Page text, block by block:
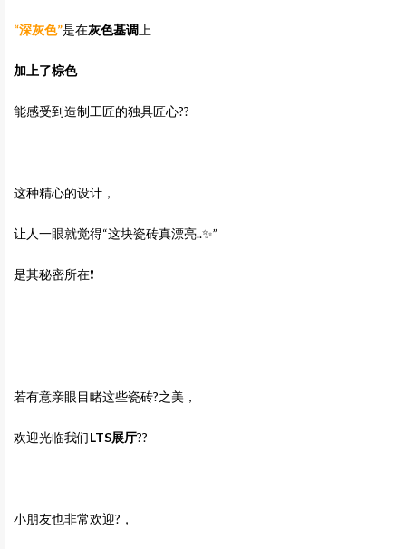
“深灰色”是在灰色基调 上
加上了棕色
能感受到造制工匠的独具匠心??
这种精心的设计，
让人一眼就觉得“这块瓷砖真漂亮..✨”
是其秘密所在❗️
若有意亲眼目睹这些瓷砖?之美，
欢迎光临我们LTS展厅??
小朋友也非常欢迎?，